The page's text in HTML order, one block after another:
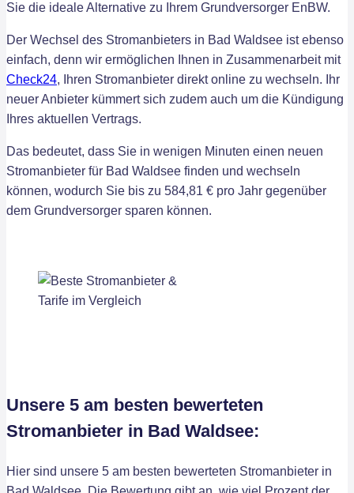
Sie die ideale Alternative zu Ihrem Grundversorger EnBW.
Der Wechsel des Stromanbieters in Bad Waldsee ist ebenso
einfach, denn wir ermöglichen Ihnen in Zusammenarbeit mit
Check24, Ihren Stromanbieter direkt online zu wechseln. Ihr
neuer Anbieter kümmert sich zudem auch um die Kündigung
Ihres aktuellen Vertrags.
Das bedeutet, dass Sie in wenigen Minuten einen neuen
Stromanbieter für Bad Waldsee finden und wechseln
können, wodurch Sie bis zu 584,81 € pro Jahr gegenüber
dem Grundversorger sparen können.
Unsere 5 am besten bewerteten
Stromanbieter in Bad Waldsee:
Hier sind unsere 5 am besten bewerteten Stromanbieter in